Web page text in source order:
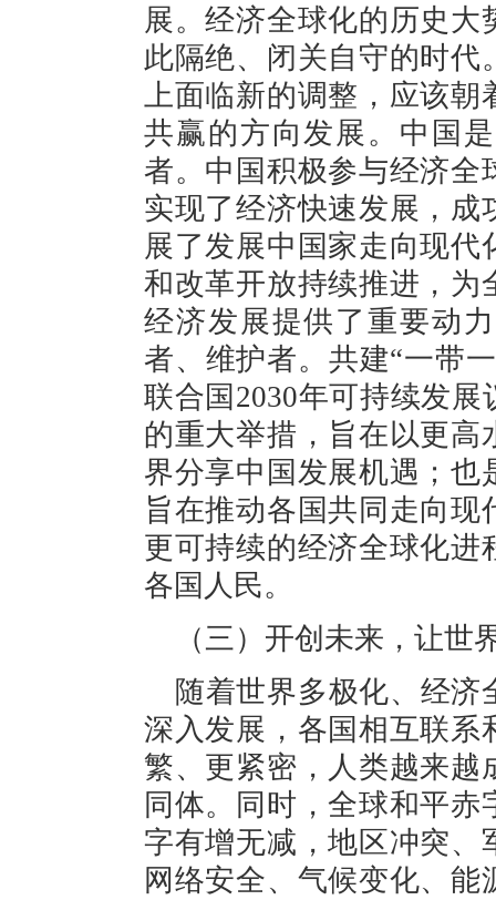
展。经济全球化的历史
此隔绝、闭关自守的时
上面临新的调整，应该朝
共赢的方向发展。中国
者。中国积极参与经济全
实现了经济快速发展，成
展了发展中国家走向现
和改革开放持续推进，为
经济发展提供了重要动
者、维护者。共建“一带
联合国2030年可持续发
的重大举措，旨在以更高
界分享中国发展机遇；也
旨在推动各国共同走向
更可持续的经济全球化进
各国人民。
（三）开创未来，让世
随着世界多极化、经
深入发展，各国相互联系
繁、更紧密，人类越来越
同体。同时，全球和平
字有增无减，地区冲突、
网络安全、气候变化、